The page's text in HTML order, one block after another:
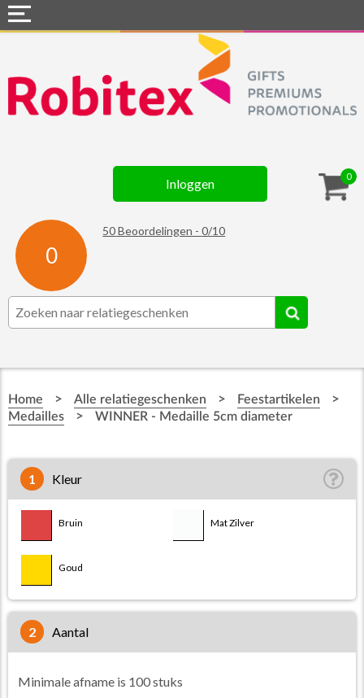
0
Inloggen
0
50Beoordelingen -0/10
Webshops
Snel naar »
Assortiment
Contact
☆ Prijsknallers ☆
Home > Alle relatiegeschenken > Feestartikelen >
Medailles > WINNER - Medaille 5cm diameter
1 Kleur
Bruin Mat Zilver
Goud
2 aantal
Minimale afname is 100 stuks